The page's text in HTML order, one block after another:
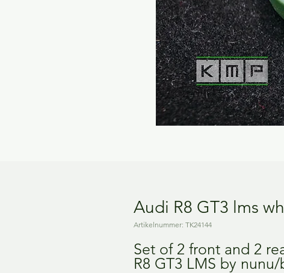
Audi R8 GT3 lms
Artikelnummer: TK24144
Set of 2 front and 2
R8 GT3 LMS by